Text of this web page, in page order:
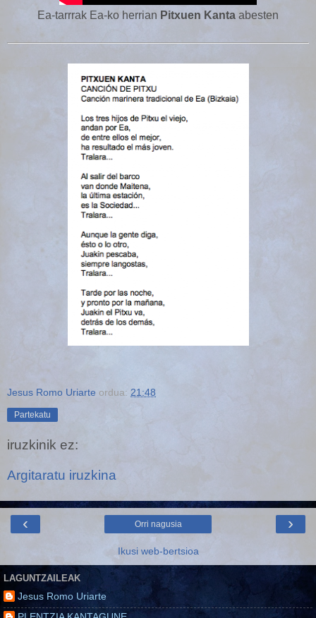
Ea-tarrrak Ea-ko herrian Pitxuen Kanta abesten
Jesus Romo Uriarte ordua: 21:48
Partekatu
iruzkinik ez:
Argitaratu iruzkina
‹ ›
Orri nagusia
Ikusi web-bertsioa
LAGUNTZAILEAK
Jesus Romo Uriarte